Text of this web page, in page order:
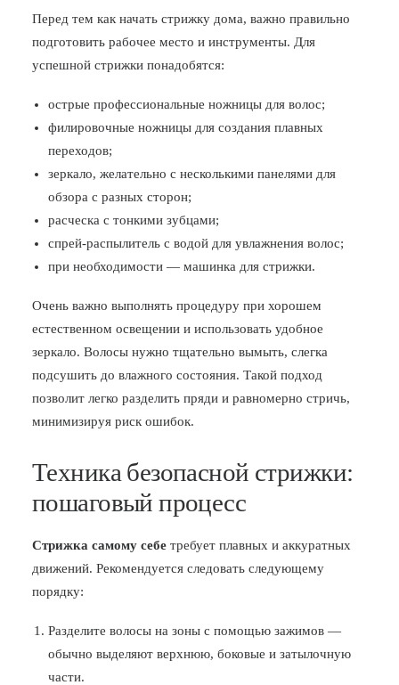
Перед тем как начать стрижку дома, важно правильно
подготовить рабочее место и инструменты. Для
успешной стрижки понадобятся:
острые профессиональные ножницы для волос;
филировочные ножницы для создания плавных
переходов;
зеркало, желательно с несколькими панелями для
обзора с разных сторон;
расческа с тонкими зубцами;
спрей-распылитель с водой для увлажнения волос;
при необходимости — машинка для стрижки.
Очень важно выполнять процедуру при хорошем
естественном освещении и использовать удобное
зеркало. Волосы нужно тщательно вымыть, слегка
подсушить до влажного состояния. Такой подход
позволит легко разделить пряди и равномерно стричь,
минимизируя риск ошибок.
Техника безопасной стрижки:
пошаговый процесс
Стрижка самому себе требует плавных и аккуратных
движений. Рекомендуется следовать следующему
порядку:
Разделите волосы на зоны с помощью зажимов —
обычно выделяют верхнюю, боковые и затылочную
части.